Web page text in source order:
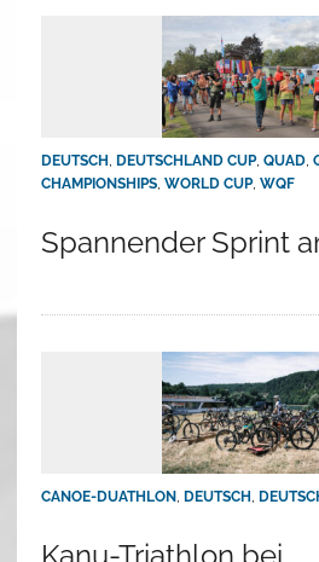
DEUTSCH , DEUTSCHLAND CUP, QUAD,
CHAMPIONSHIPS, WORLD CUP, WQF
Spannender Sprint
CANOE-DUATHLON , DEUTSCH ,